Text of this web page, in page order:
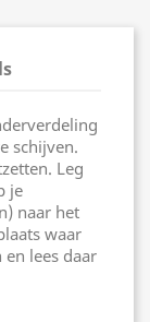
schijven.
Leg
je
naar het
waar
lees daar